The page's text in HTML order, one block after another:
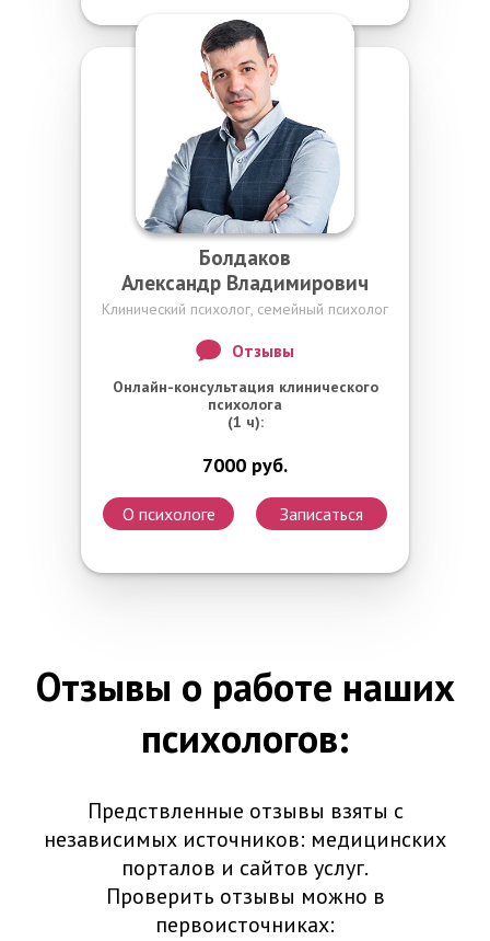
Болдаков
Александр Владимирович
Клинический психолог, семейный психолог
Отзывы
Онлайн-консультация клинического
психолога
(1 ч):
7000 руб.
О психологе Записаться
Отзывы о работе наших
психологов:
Предствленные отзывы взяты с
независимых источников: медицинских
порталов и сайтов услуг.
Проверить отзывы можно в
первоисточниках: